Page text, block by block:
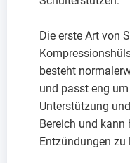
Die erste Art von
besteht
und passt eng
Unterstützung
Bereich und kann
Entzündungen zu